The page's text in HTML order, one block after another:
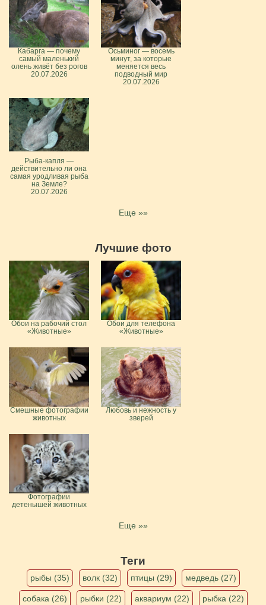
Кабарга — почему
самый маленький
олень живёт без рогов
20.07.2026
Осьминог — восемь
минут, за которые
меняется весь
подводный мир
20.07.2026
Рыба-капля —
действительно ли она
самая уродливая рыба
на Земле?
20.07.2026
Еще »»
Лучшие фото
Обои на рабочий стол
«Животные»
Обои для телефона
«Животные»
Смешные фотографии
животных
Любовь и нежность у
зверей
Фотографии
детенышей животных
Еще »»
Теги
рыбы (35) волк (32) птицы (29) медведь (27)
собака (26) рыбки (22) аквариум (22) рыбка (22)